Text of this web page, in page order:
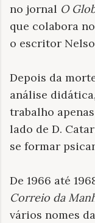
no jornal O
que colabora
o escritor
Depois da
análise
trabalho
lado de D.
se formar
De 1966 até
Correio da
vários nomes